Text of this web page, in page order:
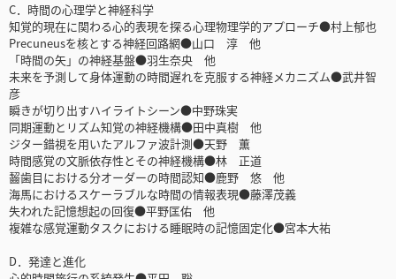
C．時間の心理学と神経科学
知覚的現在に関わる心的表現を探る心理物理学的アプローチ●村上郁也
Precuneusを核とする神経回路網●山口 淳 他
「時間の矢」の神経基盤●羽生奈央 他
未来を予測して身体運動の時間遅れを克服する神経メカニズム●武井智
彦
瞬きが切り出すハイライトシーン●中野珠実
同期運動とリズム知覚の神経機構●田中真樹 他
ジター錯視を用いたアルファ波計測●天野 薫
時間感覚の文脈依存性とその神経機構●林 正道
齧歯目における分オーダーの時間認知●鹿野 悠 他
海馬におけるスケーラブルな時間の情報表現●藤澤茂義
失われた記憶想起の回復●平野匡佑 他
複雑な感覚運動タスクにおける睡眠時の記憶固定化●宮本大祐
D．発達と進化